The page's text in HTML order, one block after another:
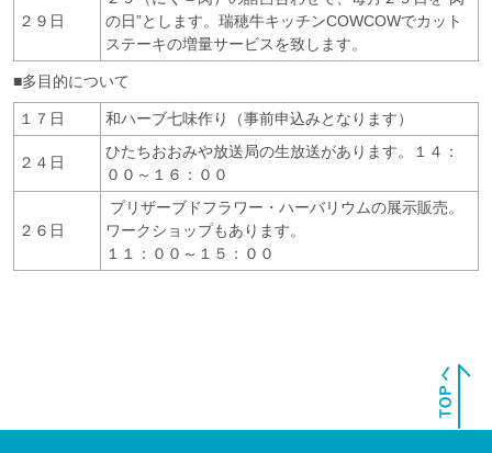
２９日
の日”とします。瑞穂牛キッチンCOWCOWでカット
ステーキの増量サービスを致します。
■多目的について
１７日 和ハーブ七味作り（事前申込みとなります）
２４日
ひたちおおみや放送局の生放送があります。１４：
００～１６：００
２６日
プリザーブドフラワー・ハーバリウムの展示販売。
ワークショップもあります。
１１：００～１５：００